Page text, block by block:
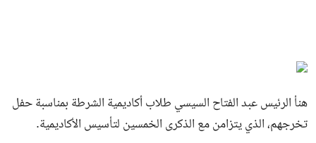
هنأ الرئيس عبد الفتاح السيسي طلاب أكاديمية الشرطة بمناسبة حفل
تخرجهم، الذي يتزامن مع الذكرى الخمسين لتأسيس الأكاديمية.